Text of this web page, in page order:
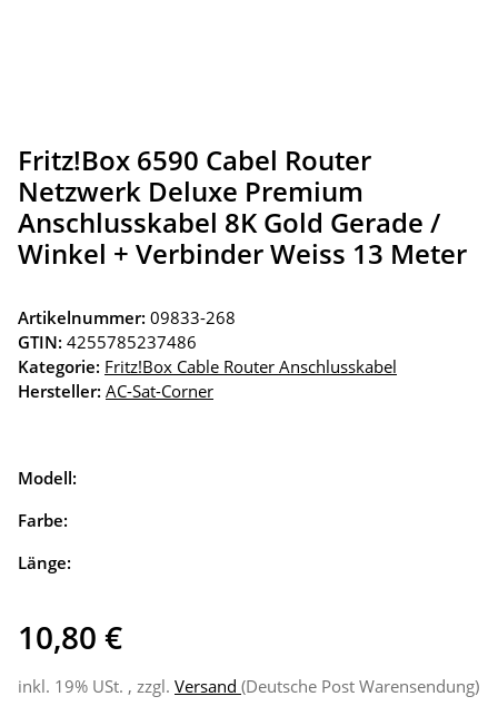
Fritz!Box 6590 Cabel Router
Netzwerk Deluxe Premium
Anschlusskabel 8K Gold Gerade /
Winkel + Verbinder Weiss 13 Meter
Artikelnummer: 09833-268
GTIN: 4255785237486
Kategorie: Fritz!Box Cable Router Anschlusskabel
Hersteller: AC-Sat-Corner
Modell:
Farbe:
Länge:
10,80 €
inkl. 19% USt. , zzgl. Versand (Deutsche Post Warensendung)